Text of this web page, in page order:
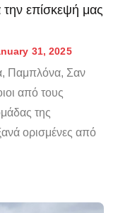
την επίσκεψή μας
31, 2025
Παμπλόνα, Σαν
από τους
της
ορισμένες από